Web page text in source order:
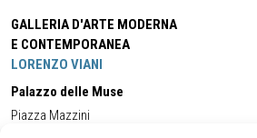
GALLERIA D'ARTE MODERNA
E CONTEMPORANEA
LORENZO VIANI
Palazzo delle Muse
Piazza Mazzini